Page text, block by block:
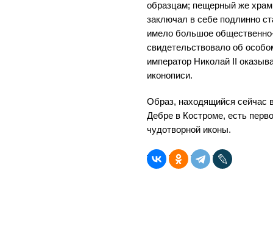
образцам; пещерный же
заключал в себе подлинно
имело большое
свидетельствовало об
император Николай II
иконописи.
Образ, находящийся сейчас
Дебре в Костроме, есть
чудотворной иконы.